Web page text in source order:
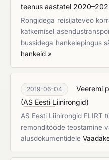
teenus aastatel
Rongidega reisijateveo
katkemisel
bussidega hankelepingus
hankeid »
2019-06-04
Veeremi
(AS Eesti Liinirongid)
AS Eesti Liinirongid FLIRT
remonditööde teostamine
alusdokumentidele